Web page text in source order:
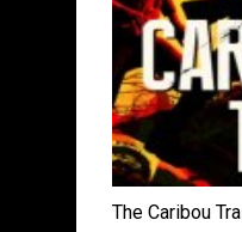
The Caribou